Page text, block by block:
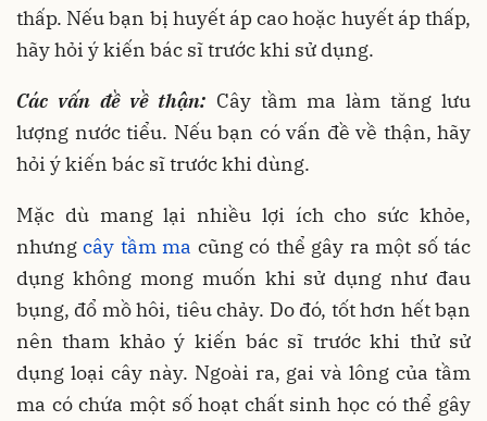
thấp. Nếu bạn bị huyết áp cao hoặc huyết áp thấp,
hãy hỏi ý kiến bác sĩ trước khi sử dụng.
Các vấn đề về thận: Cây tầm ma làm tăng lưu
lượng nước tiểu. Nếu bạn có vấn đề về thận, hãy
hỏi ý kiến bác sĩ trước khi dùng.
Mặc dù mang lại nhiều lợi ích cho sức khỏe,
nhưngcây tầm ma cũng có thể gây ra một số tác
dụng không mong muốn khi sử dụng như đau
bụng, đổ mồ hôi, tiêu chảy. Do đó, tốt hơn hết bạn
nên tham khảo ý kiến ​​bác sĩ trước khi thử sử
dụng loại cây này. Ngoài ra, gai và lông của tầm
ma có chứa một số hoạt chất sinh học có thể gây